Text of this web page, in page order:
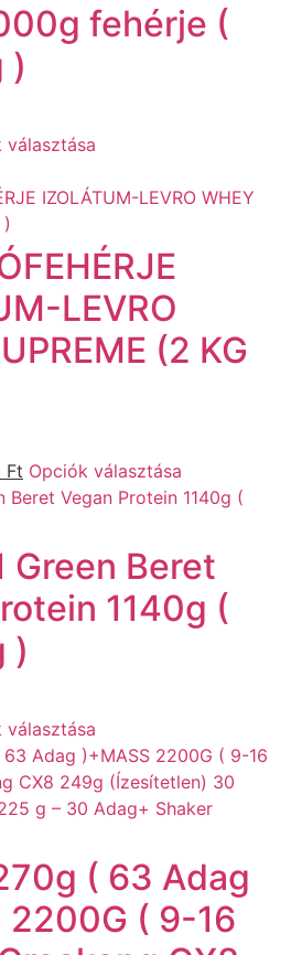
fehérje (
)
választása
LEVRO
(2 KG
Ft Opciók választása
Green Beret
1140g (
)
választása
( 63 Adag
2200G ( 9-16